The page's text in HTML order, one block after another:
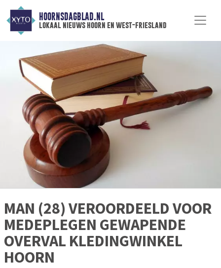
HOORNSDAGBLAD.NL
lokaal nieuws hoorn en west-friesland
MAN (28) VEROORDEELD VOOR
MEDEPLEGEN GEWAPENDE
OVERVAL KLEDINGWINKEL
HOORN